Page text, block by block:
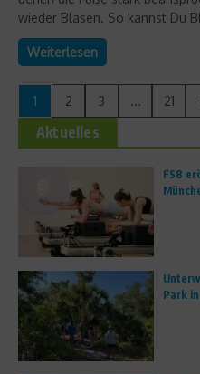
wieder Blasen. So kannst Du
Weiterlesen
1 2 3 ... 21
Aktuelles
FS8
Park